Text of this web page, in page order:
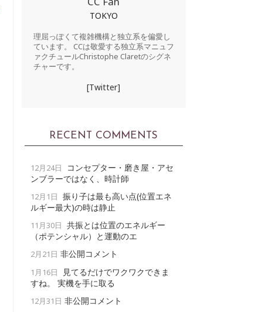
TOKYO
理屈っぽくて複雑機構と独立系を偏愛し
ています。 CCは敬愛する独立系マニュフ
ァクチュールChristophe Claretのシグネ
チャーです。
[Twitter]
RECENT COMMENTS
12月24日
コンセプター・磨き屋・アセ
ンブラーではなく、時計師
12月1日 振り子は最も高い点(位置エネ
ルギー最大)の時は静止
11月30日 共振とは位置のエネルギー
（ポテンシャル）と運動のエ
2月21日 非公開コメント
1月16日
見てるだけでワクワクできま
すね。 実機を手に取る
12月31日 非公開コメント